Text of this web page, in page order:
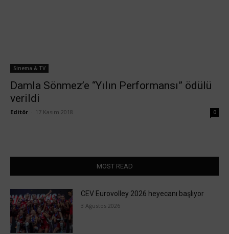
Sinema & TV
Damla Sönmez’e “Yılın Performansı” ödülü
verildi
Editör 17 Kasım 2018 0
MOST READ
CEV Eurovolley 2026 heyecanı başlıyor
3 Ağustos 2026